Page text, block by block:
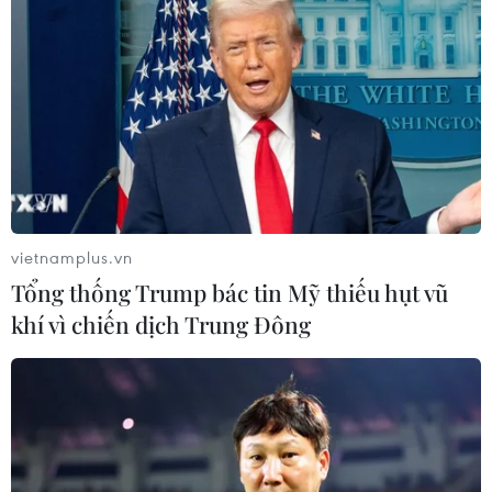
ngừng hoạt động ở Sri Lanka
22/04/2019 14:19
Trong nỗ lực ngăn chặn sự truyền bá thông tin sai lệch
sau loạt vụ đánh bom kinh hoàng giết chết gần 300
người, các quan chức Sri Lanka đã chặn các phương
tiện truyền thông xã hội ở nước này.
vietnamplus.vn
Tổng thống Trump bác tin Mỹ thiếu hụt vũ
khí vì chiến dịch Trung Đông